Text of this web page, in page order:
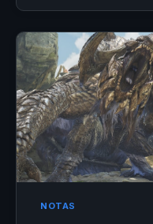
NOTAS